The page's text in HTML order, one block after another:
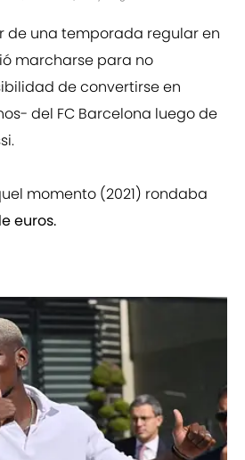
de una temporada regular en
marcharse para no
de convertirse en
del FC Barcelona luego de
momento (2021) rondaba
euros.